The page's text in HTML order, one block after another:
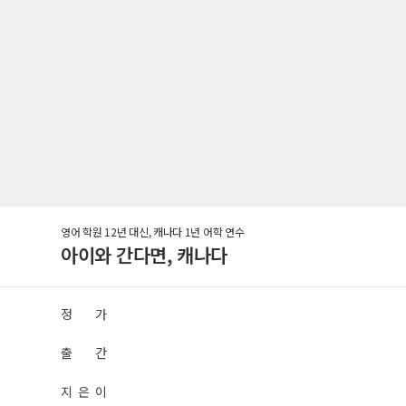
영어 학원 12년 대신, 캐나다 1년 어학 연수
아이와 간다면, 캐나다
정 가
출 간
지 은 이